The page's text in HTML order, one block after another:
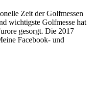
Zeit der Golfmessen
wichtigste Golfmesse hat
gesorgt. Die 2017
Facebook- und